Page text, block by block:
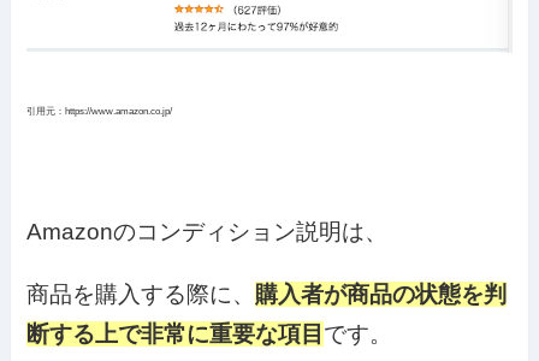
引用元：https://www.amazon.co.jp/
Amazonのコンディション説明は、
商品を購入する際に、 購入者が商品の状態を判
断する上で非常に重要な項目 です。